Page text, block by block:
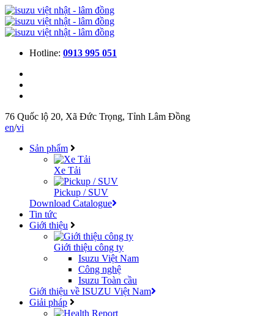
Hotline: 0913 995 051
76 Quốc lộ 20, Xã Đức Trọng, Tỉnh Lâm Đồng
en/vi
Sản phẩm
Xe Tải
Pickup / SUV
Download Catalogue
Tin tức
Giới thiệu
Giới thiệu công ty
Isuzu Việt Nam
Công nghệ
Isuzu Toàn cầu
Giới thiệu về ISUZU Việt Nam
Giải pháp